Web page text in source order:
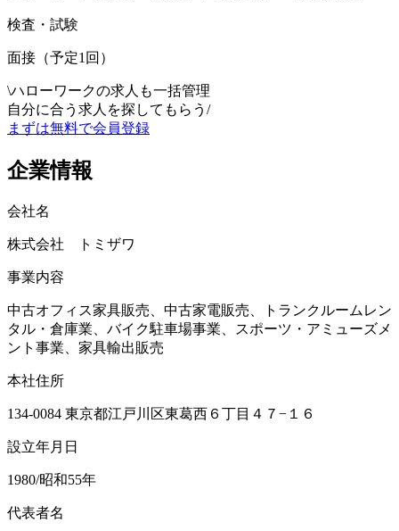
検査・試験
面接（予定1回）
\ハローワークの求人も一括管理
自分に合う求人を探してもらう /
まずは無料で会員登録
企業情報
会社名
株式会社 トミザワ
事業内容
中古オフィス家具販売、中古家電販売、トランクルームレン
タル・倉庫業、バイク駐車場事業、スポーツ・アミューズメ
ント事業、家具輸出販売
本社住所
134-0084 東京都江戸川区東葛西６丁目４７−１６
設立年月日
1980/昭和55年
代表者名